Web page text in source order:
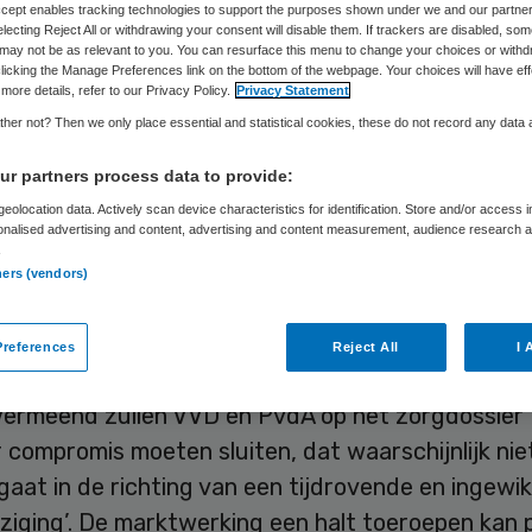
Skipr Redactie 19 september 2012,14:18 33 keer gelezen
voorzitter van de Nederlandse Public
(NPHF) en onder meer oud-minister van Sociale
verwacht dat een nieuw kabinet van
marktwerking in de zorg beteugeld door de
Dat schrijft Vermeend in zijn blog voor de
van de Tweede Kamerverkiezingen.
zullen VVD en PvdA op het zorgdossier
compromis moeten sluiten, dat waarschijnlijk
in de richting van een tijdrovende en
De marktwerking een halt toeroepen kan
enables tracking technologies to support the purposes shown under we and our
Reject All or withdrawing your consent will disable them. If trackers are disabled,
not be as relevant to you. You can resurface this menu to change your choices or
the Manage Preferences link on the bottom of the webpage. Your choices will have
details, refer to our Privacy Policy. Privacy Statement
not? Then we only place essential and statistical cookies, these do not record any data
partners process data to provide:
data. Actively scan device characteristics for identification. Store and/or access
advertising and content, advertising and content measurement, audience research
(vendors)
Reject All I